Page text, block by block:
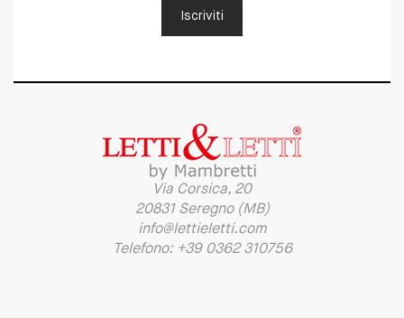
Iscriviti
Via Corsica, 20
20831 Seregno (MB)
info@lettieletti.com
Telefono: +39 0362 310756